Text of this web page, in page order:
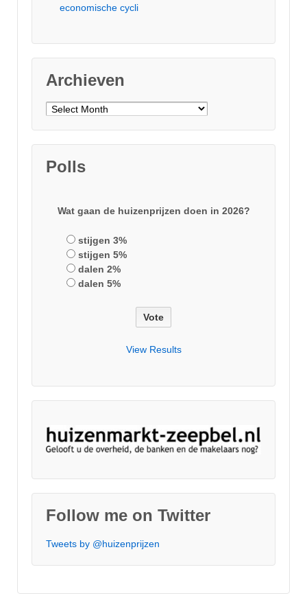
economische cycli
Archieven
Archieven
Polls
Wat gaan de huizenprijzen doen in 2026?
stijgen 3%
stijgen 5%
dalen 2%
dalen 5%
View Results
Follow me on Twitter
Tweets by @huizenprijzen